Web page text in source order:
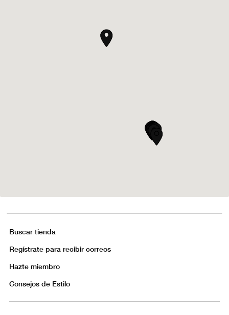
Buscar tienda
Regístrate para recibir correos
Hazte miembro
Consejos de Estilo